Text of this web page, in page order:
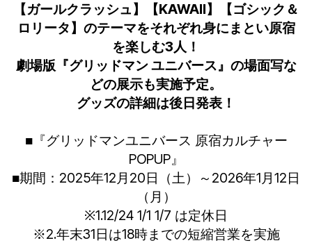
【ガールクラッシュ】【KAWAII】【ゴシック＆
ロリータ】のテーマをそれぞれ身にまとい原宿
を楽しむ3人！
劇場版『グリッドマン ユニバース』の場面写な
どの展示も実施予定。
グッズの詳細は後日発表！
■『グリッドマンユニバース 原宿カルチャー
POPUP』
■期間：2025年12月20日（土）～2026年1月12日
（月）
※1.12/24 1/1 1/7 は定休日
※2.年末31日は18時までの短縮営業を実施